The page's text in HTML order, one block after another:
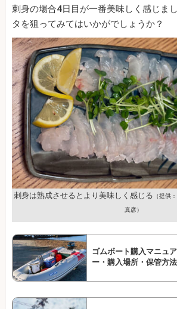
刺身の場合4日目が一番美味しく感じま
タを狙ってみてはいかがでしょうか？
刺身は熟成させるとより美味しく感じる （提供
真彦）
ゴムボート購入マニュ
ー・購入場所・保管方